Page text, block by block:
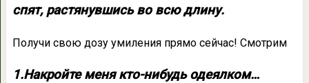
спят, растянувшись во всю длину.
Получи свою дозу умиления прямо сейчас! Смотрим
1.Накройте меня кто-нибудь одеялком…